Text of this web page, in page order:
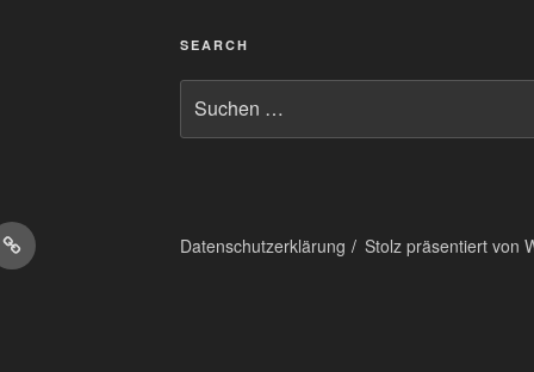
SEARCH
nach:
Matrix Datenschutzerklärung Stolz präsentiert von